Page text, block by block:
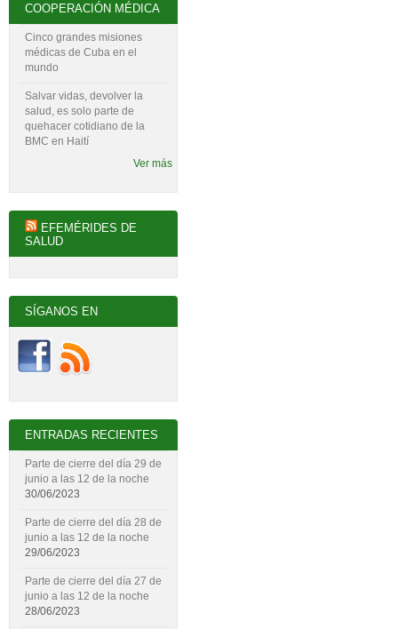
COOPERACIÓN MÉDICA
Cinco grandes misiones
médicas de Cuba en el
mundo
Salvar vidas, devolver la
salud, es solo parte de
quehacer cotidiano de la
BMC en Haití
Ver más
EFEMÉRIDES DE
SALUD
SÍGANOS EN
ENTRADAS RECIENTES
Parte de cierre del día 29 de
junio a las 12 de la noche
30/06/2023
Parte de cierre del día 28 de
junio a las 12 de la noche
29/06/2023
Parte de cierre del día 27 de
junio a las 12 de la noche
28/06/2023